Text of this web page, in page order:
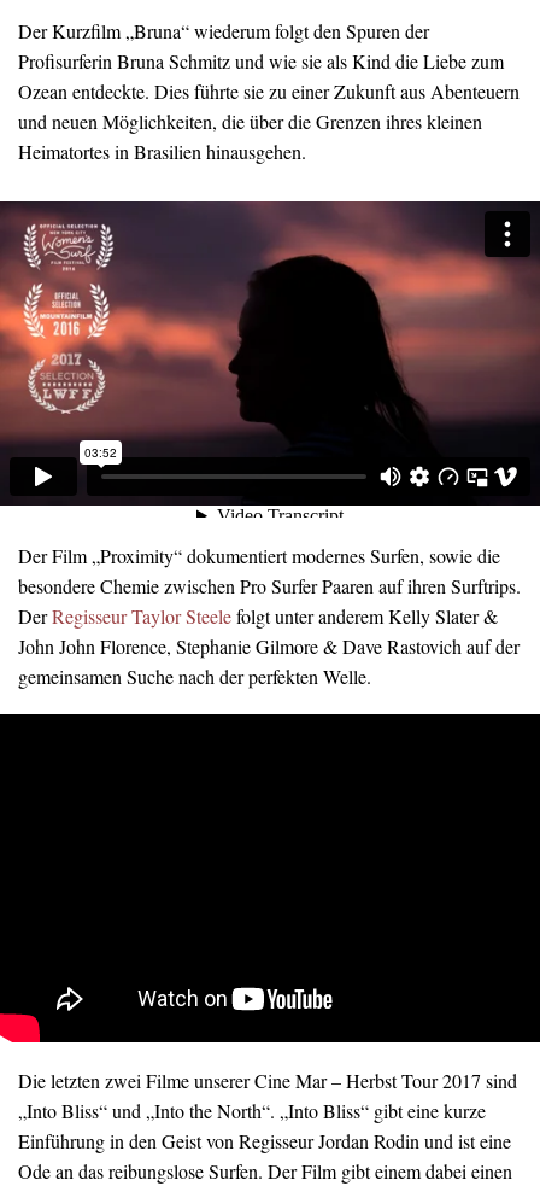
Der Kurzfilm „Bruna“ wiederum folgt den Spuren der
Profisurferin Bruna Schmitz und wie sie als Kind die Liebe zum
Ozean entdeckte. Dies führte sie zu einer Zukunft aus Abenteuern
und neuen Möglichkeiten, die über die Grenzen ihres kleinen
Heimatortes in Brasilien hinausgehen.
Der Film „Proximity“ dokumentiert modernes Surfen, sowie die
besondere Chemie zwischen Pro Surfer Paaren auf ihren Surftrips.
DerRegisseur Taylor Steelefolgt unter anderem Kelly Slater &
John John Florence, Stephanie Gilmore & Dave Rastovich auf der
gemeinsamen Suche nach der perfekten Welle.
Die letzten zwei Filme unserer Cine Mar – Herbst Tour 2017 sind
„Into Bliss“ und „Into the North“. „Into Bliss“ gibt eine kurze
Einführung in den Geist von Regisseur Jordan Rodin und ist eine
Ode an das reibungslose Surfen. Der Film gibt einem dabei einen